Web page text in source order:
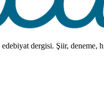
dergisi. Şiir, deneme,